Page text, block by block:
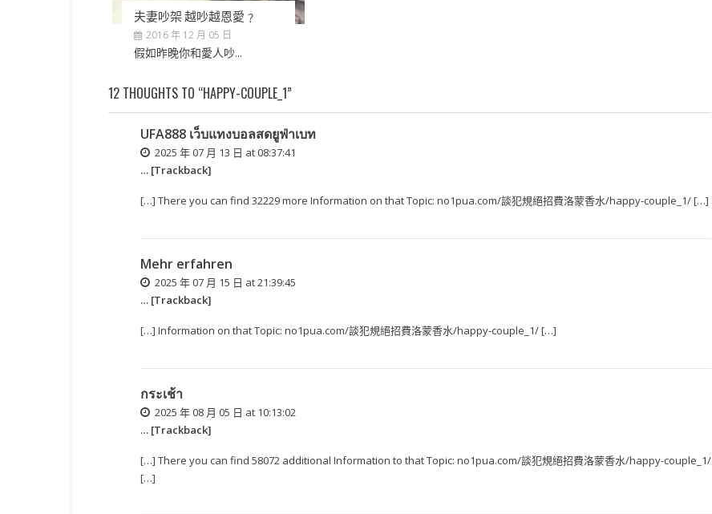
夫妻吵架 越吵越恩愛﹖
2016 年 12 月 05 日
假如昨晚你和愛人吵...
12 THOUGHTS TO “HAPPY-COUPLE_1”
UFA888 เว็บแทงบอลสดยูฟ่าเบท
2025 年 07 月 13 日 at 08:37:41
… [Trackback]
[…] There you can find 32229 more Information on that Topic: no1pua.com/談犯規絕招費洛蒙香水/happy-couple_1/ […]
Mehr erfahren
2025 年 07 月 15 日 at 21:39:45
… [Trackback]
[…] Information on that Topic: no1pua.com/談犯規絕招費洛蒙香水/happy-couple_1/ […]
กระเช้า
2025 年 08 月 05 日 at 10:13:02
… [Trackback]
[…] There you can find 58072 additional Information to that Topic: no1pua.com/談犯規絕招費洛蒙香水/happy-couple_1/
[…]